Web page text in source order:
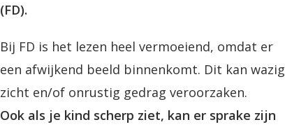
(FD).
Bij FD is het lezen heel vermoeiend, omdat er
een afwijkend beeld binnenkomt. Dit kan wazig
zicht en/of onrustig gedrag veroorzaken.
Ook als je kind scherp ziet, kan er sprake zijn